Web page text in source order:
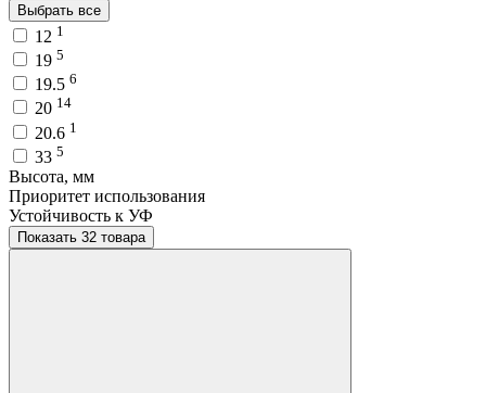
Выбрать все
12 1
19 5
19.5 6
20 14
20.6 1
33 5
Высота, мм
Приоритет использования
Устойчивость к УФ
Показать 32 товара